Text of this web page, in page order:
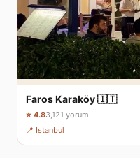
Faros Karaköy 🇮🇹
⭐ 4.83,121 yorum
📍 Istanbul